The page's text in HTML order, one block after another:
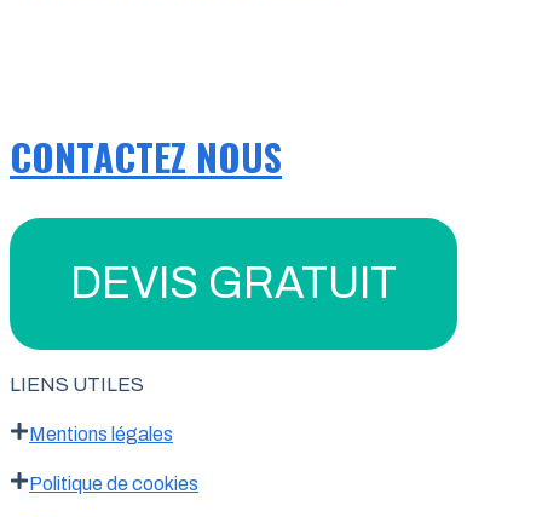
CONTACTEZ NOUS
DEVIS GRATUIT
LIENS UTILES
Mentions légales
Politique de cookies